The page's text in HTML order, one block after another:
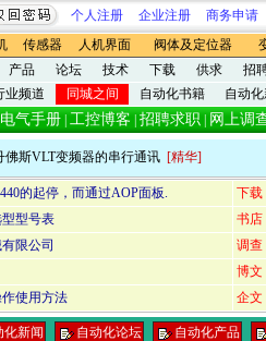
个人注册 企业注册 商务申请
传感器 人机界面 阀体及定位器
产品 论坛 技术 下载 供求 招
业频道 同城之间 自动化书籍 自动
电气手册 工控博客 招聘求职 网上调
佛斯VLT变频器的串行通讯 [精华]
的起停，而通过AOP面板. 下载
型型号表 书店
限公司 调查
博文
使用方法 企文
化新闻 自动化论坛 自动化产品